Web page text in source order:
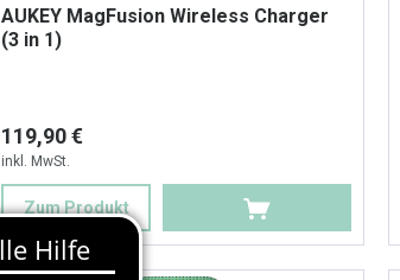
AUKEY MagFusion Wireless Charger
(3 in 1)
119,90 €
inkl. MwSt.
Zum Produkt